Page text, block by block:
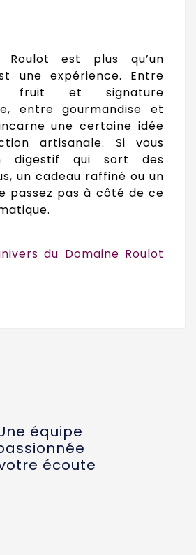
Roulot est plus qu’un
une expérience. Entre
fruit et signature
entre gourmandise et
une certaine idée
artisanale. Si vous
digestif qui sort des
un cadeau raffiné ou un
passez pas à côté de ce
du Domaine Roulot
équipe
écoute